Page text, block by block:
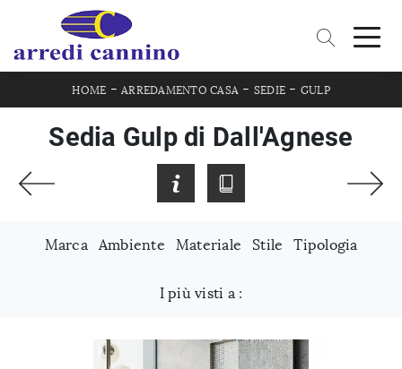
HOME - ARREDAMENTO CASA - SEDIE - GULP
Sedia Gulp di Dall'Agnese
Marca Ambiente Materiale Stile Tipologia
I più visti a :